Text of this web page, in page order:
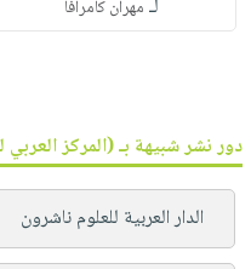
لـ مهران كامرافا
دور نشر شبيهة بـ (المركز
الدار العربية للعلوم ناشرون